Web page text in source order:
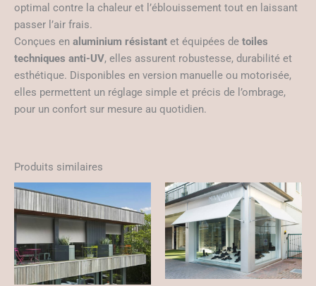
optimal contre la chaleur et l’éblouissement tout en laissant
passer l’air frais.
Conçues en aluminium résistant et équipées de toiles
techniques anti-UV, elles assurent robustesse, durabilité et
esthétique. Disponibles en version manuelle ou motorisée,
elles permettent un réglage simple et précis de l’ombrage,
pour un confort sur mesure au quotidien.
Produits similaires